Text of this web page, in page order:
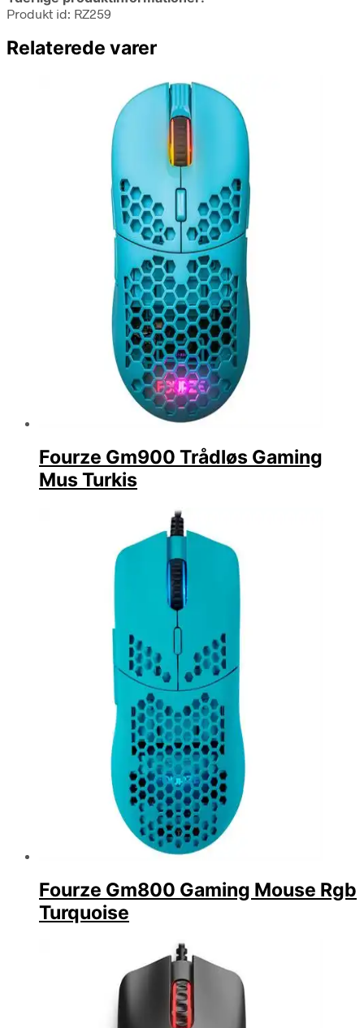
Produkt id: RZ259
Relaterede varer
Fourze Gm900 Trådløs Gaming
Mus Turkis
Fourze Gm800 Gaming Mouse Rgb
Turquoise